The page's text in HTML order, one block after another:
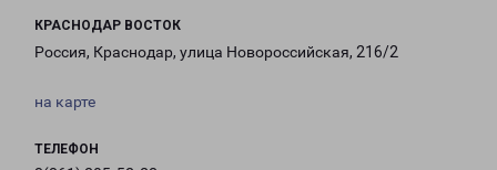
КРАСНОДАР ВОСТОК
Россия, Краснодар, улица Новороссийская, 216/2
на карте
ТЕЛЕФОН